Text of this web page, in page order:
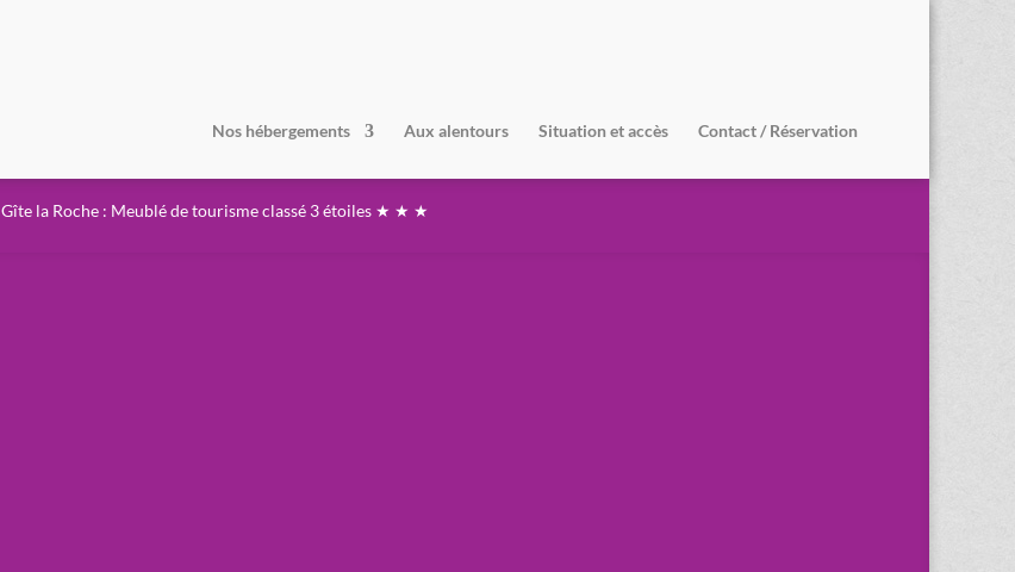
Nos hébergements Aux alentours Situation et accès Contact / Réservation
Gîte la Roche : Meublé de tourisme classé 3 étoiles ★ ★ ★